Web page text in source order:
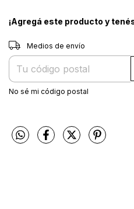
¡Agregá este producto y
Entregas para el CP:
Medios de envío
No sé mi código postal